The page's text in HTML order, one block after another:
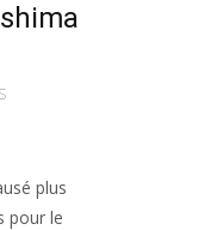
plus
pour le